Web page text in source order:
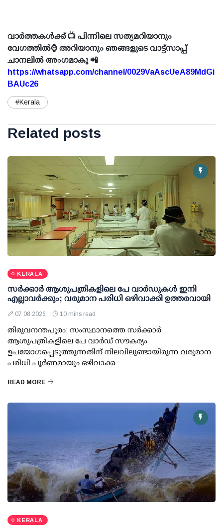
വാർത്തകൾക്ക് 📺 പിന്നിലെ സത്യമറിയാനും
വേഗത്തിൽ⌚ അറിയാനും ഞങ്ങളുടെ വാട്ട്സാപ്പ്
ചാനലിൽ അംഗമാകൂ 📲
https://whatsapp.com/channel/0029VaAscUeA89MdGi
BAUc26
#Kerala
Related posts
KERALA
സര്‍ക്കാര്‍ ആശുപത്രികളിലെ പേ വാര്‍ഡുകള്‍ ഇനി
എല്ലാവര്‍ക്കും; വരുമാന പരിധി ഒഴിവാക്കി ഉത്തരവായി
07 08 2026 10 mins read
തിരുവനന്തപുരം: സംസ്ഥാനത്തെ സര്‍ക്കാര്‍
ആശുപത്രികളിലെ പേ വാര്‍ഡ് സൗകര്യം
ഉപയോഗപ്പെടുത്തുന്നതിന് നിലവിലുണ്ടായിരുന്ന വരുമാന
പരിധി പൂര്‍ണമായും ഒഴിവാക്ക
READ MORE
KERALA